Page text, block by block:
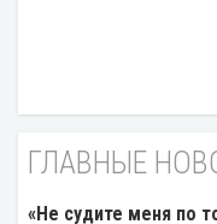
ГЛАВНЫЕ
«Не судите меня по